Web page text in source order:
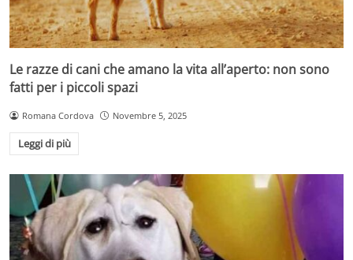
Le razze di cani che amano la vita all’aperto: non sono
fatti per i piccoli spazi
Romana Cordova Novembre 5, 2025
Leggi di più